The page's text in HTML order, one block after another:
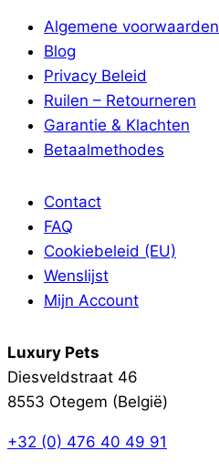
Algemene voorwaarden
Blog
Privacy Beleid
Ruilen – Retourneren
Garantie & Klachten
Betaalmethodes
Contact
FAQ
Cookiebeleid (EU)
Wenslijst
Mijn Account
Luxury Pets
Diesveldstraat 46
8553 Otegem (België)
+32 (0) 476 40 49 91